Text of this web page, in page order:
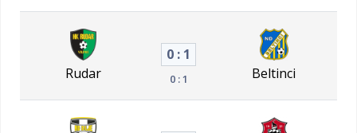
Rudar
0 : 1
0 : 1 Beltinci